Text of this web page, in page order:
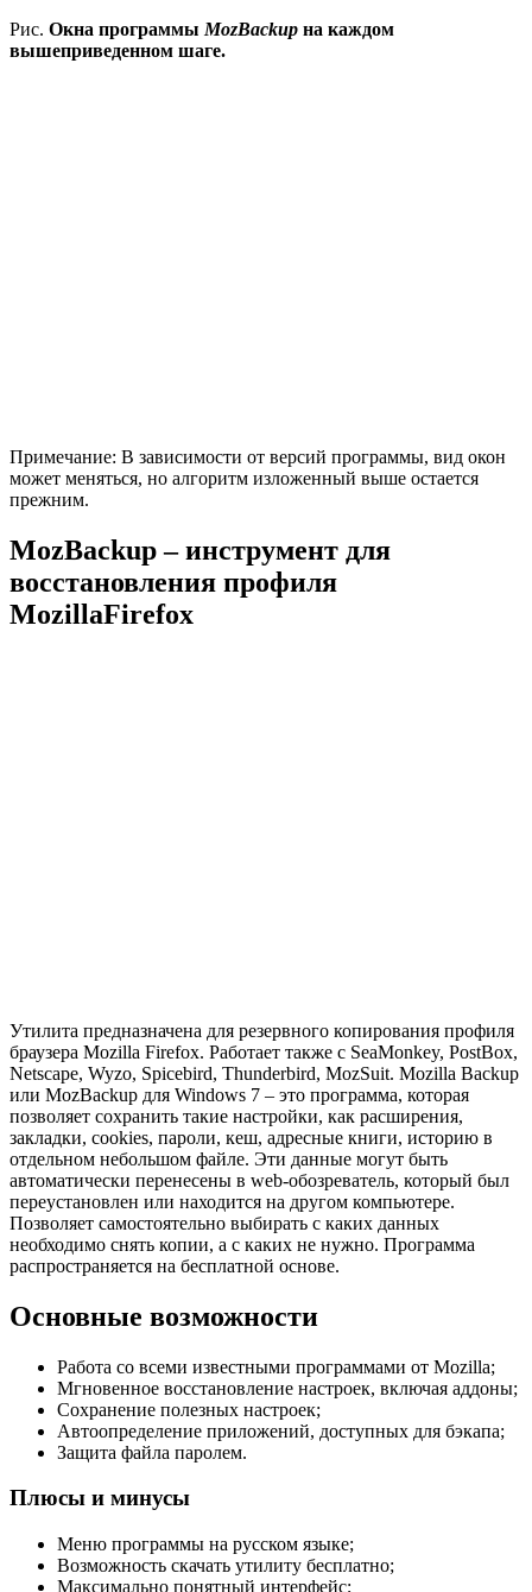
Рис. Окна программы MozBackup на каждом
вышеприведенном шаге.
Примечание: В зависимости от версий программы, вид окон
может меняться, но алгоритм изложенный выше остается
прежним.
MozBackup – инструмент для
восстановления профиля
MozillaFirefox
Утилита предназначена для резервного копирования профиля
браузера Mozilla Firefox. Работает также с SeaMonkey, PostBox,
Netscape, Wyzo, Spicebird, Thunderbird, MozSuit. Mozilla Backup
или MozBackup для Windows 7 – это программа, которая
позволяет сохранить такие настройки, как расширения,
закладки, cookies, пароли, кеш, адресные книги, историю в
отдельном небольшом файле. Эти данные могут быть
автоматически перенесены в web-обозреватель, который был
переустановлен или находится на другом компьютере.
Позволяет самостоятельно выбирать с каких данных
необходимо снять копии, а с каких не нужно. Программа
распространяется на бесплатной основе.
Основные возможности
Работа со всеми известными программами от Mozilla;
Мгновенное восстановление настроек, включая аддоны;
Сохранение полезных настроек;
Автоопределение приложений, доступных для бэкапа;
Защита файла паролем.
Плюсы и минусы
Меню программы на русском языке;
Возможность скачать утилиту бесплатно;
Максимально понятный интерфейс;